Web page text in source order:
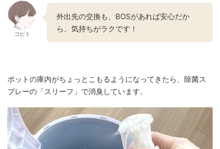
コビト
外出先の交換も、BOSがあれば安心だか
ら、気持ちがラクです！
ポットの庫内がちょっとこもるようになってきたら、 除菌ス
プレーの「スリーフ」 で消臭しています。